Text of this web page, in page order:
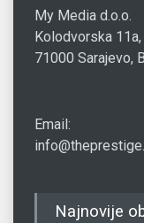
My Media d.o.o.
Kolodvorska
71000 Sarajevo,
Email:
Najnovije